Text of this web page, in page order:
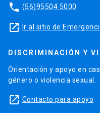
phone (56)95504 5000
launch Ir al sitio de
DISCRIMINACIÓN Y
Orientación y apoyo en
género o violencia sexual.
launch Contacto para apoyo